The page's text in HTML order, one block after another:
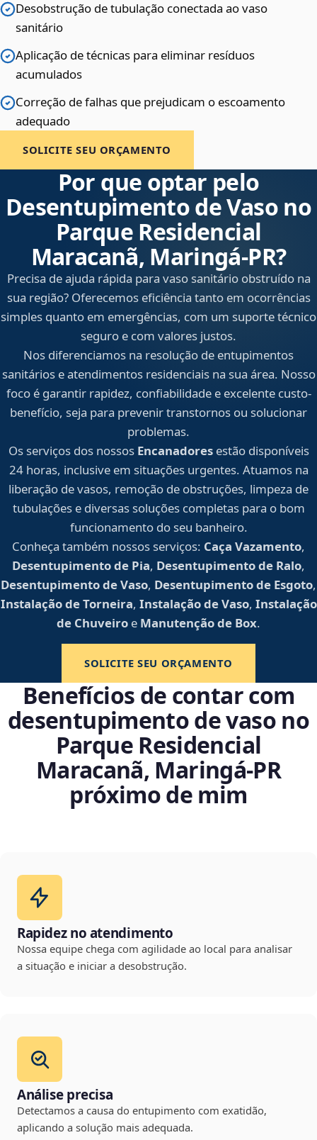
Desobstrução de tubulação conectada ao vaso
sanitário
Aplicação de técnicas para eliminar resíduos
acumulados
Correção de falhas que prejudicam o escoamento
adequado
SOLICITE SEU ORÇAMENTO
Por que optar pelo
Desentupimento de Vaso no
Parque Residencial
Maracanã, Maringá‑PR?
Precisa de ajuda rápida para vaso sanitário obstruído na
sua região? Oferecemos eficiência tanto em ocorrências
simples quanto em emergências, com um suporte técnico
seguro e com valores justos.
Nos diferenciamos na resolução de entupimentos
sanitários e atendimentos residenciais na sua área. Nosso
foco é garantir rapidez, confiabilidade e excelente custo-
benefício, seja para prevenir transtornos ou solucionar
problemas.
Os serviços dos nossos Encanadoresestão disponíveis
24 horas, inclusive em situações urgentes. Atuamos na
liberação de vasos, remoção de obstruções, limpeza de
tubulações e diversas soluções completas para o bom
funcionamento do seu banheiro.
Conheça também nossos serviços: Caça Vazamento,
Desentupimento de Pia, Desentupimento de Ralo,
Desentupimento de Vaso, Desentupimento de Esgoto,
Instalação de Torneira, Instalação de Vaso, Instalação
de Chuveiro e Manutenção de Box.
SOLICITE SEU ORÇAMENTO
Benefícios de contar com
desentupimento de vaso no
Parque Residencial
Maracanã, Maringá‑PR
próximo de mim
Rapidez no atendimento
Nossa equipe chega com agilidade ao local para analisar
a situação e iniciar a desobstrução.
Análise precisa
Detectamos a causa do entupimento com exatidão,
aplicando a solução mais adequada.